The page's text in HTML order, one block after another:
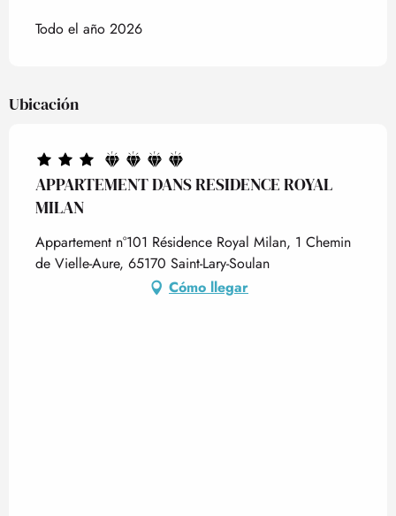
Todo el año 2026
Ubicación
APPARTEMENT DANS RESIDENCE ROYAL
MILAN
Appartement n°101 Résidence Royal Milan, 1 Chemin
de Vielle-Aure, 65170 Saint-Lary-Soulan
Cómo llegar